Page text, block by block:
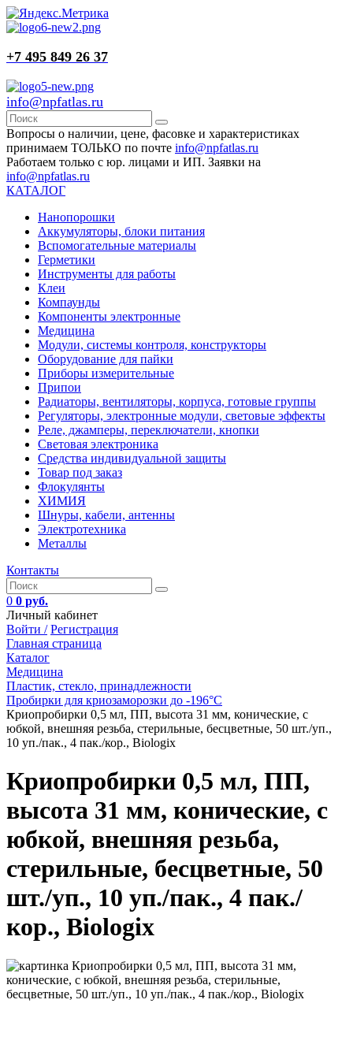
+7 495 849 26 37
info@npfatlas.ru
Вопросы о наличии, цене, фасовке и характеристиках
принимаем ТОЛЬКО по почте info@npfatlas.ru
Работаем только с юр. лицами и ИП. Заявки на
info@npfatlas.ru
КАТАЛОГ
Нанопорошки
Аккумуляторы, блоки питания
Вспомогательные материалы
Герметики
Инструменты для работы
Клеи
Компаунды
Компоненты электронные
Медицина
Модули, системы контроля, конструкторы
Оборудование для пайки
Приборы измерительные
Припои
Радиаторы, вентиляторы, корпуса, готовые группы
Регуляторы, электронные модули, световые эффекты
Реле, джамперы, переключатели, кнопки
Световая электроника
Средства индивидуальной защиты
Товар под заказ
Флокулянты
ХИМИЯ
Шнуры, кабели, антенны
Электротехника
Металлы
Контакты
0 0 руб.
Личный кабинет
Войти / Регистрация
Главная страница
Каталог
Медицина
Пластик, стекло, принадлежности
Пробирки для криозаморозки до -196°С
Криопробирки 0,5 мл, ПП, высота 31 мм, конические, с
юбкой, внешняя резьба, стерильные, бесцветные, 50 шт./уп.,
10 уп./пак., 4 пак./кор., Biologix
Криопробирки 0,5 мл, ПП,
высота 31 мм, конические, с
юбкой, внешняя резьба,
стерильные, бесцветные, 50
шт./уп., 10 уп./пак., 4 пак./
кор., Biologix